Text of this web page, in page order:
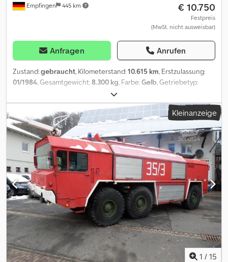
Empfingen 445 km € 10.750
Festpreis
(MwSt. nicht ausweisbar)
Anfragen Anrufen
Zustand:gebraucht, Kilometerstand:10.615 km, Erstzulassung:
01/1984, Gesamtgewicht:8.300 kg, Farbe:Gelb, Getriebetyp:
, Kraftstofftyp:
Emissionsklasse:keine, Baujahr:1984, Betriebsstunden:10.615 h,
68 kW (92,45 PS), Federung: Sonstige, Reifengröße:
17.5R25, Vorderreifengröße:17.5R25, Hinterreifengröße:
Fahrerkabine:Sonstige, Betriebsgewicht:8.300 kg, Bauhöhe:
3.200 mm, Höchstgeschwindigkeit:20 km/h, Ausstattung:
Allradantrieb, Beleuchtung, Fahrgestell, Fronthubwerk,
Frontlader, Hydraulik, Kabine, Kopfschutz, Nebelscheinwerfer,
Schiebetür, Standard-Schaufel, Traktionskontrolle,
Zusatzscheinwerfer
, Faun F1110 Radlader * Allradantrieb *
Knicklenker Radlader * Vollkabine * Heizung * Schwingsitz *
Druckluft * 5 Zylinder Deutz Motor * 3 Gang Vorwärts+Rückwärts
* Bereifung: 17,5 R25, TOP-Profil an Vorderachse * 20 km/h Schild
* Rangier AHK hinten Dodpfxoyy Ivae Aprjck * Vorrüstung für
Rundumleuchte * Arbeitsscheinwerfer * Scheibenbremsen *
Außenmaße (für Transport): L- 6,20 m, B- 2,20 m, H- 3,20 m *
Kleinanzeige
1 / 15